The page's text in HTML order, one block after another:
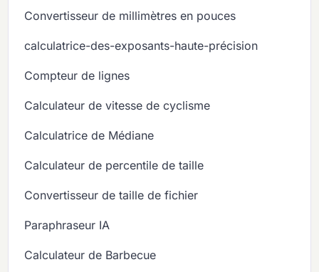
Convertisseur de millimètres en pouces
calculatrice-des-exposants-haute-précision
Compteur de lignes
Calculateur de vitesse de cyclisme
Calculatrice de Médiane
Calculateur de percentile de taille
Convertisseur de taille de fichier
Paraphraseur IA
Calculateur de Barbecue